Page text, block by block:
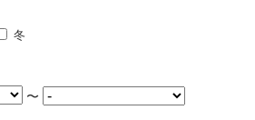
冬
〜